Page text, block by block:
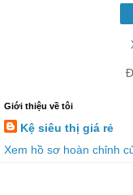
Giới thiệu về tôi
Kệ siêu thị giá rẻ
Xem hồ sơ hoàn chỉnh